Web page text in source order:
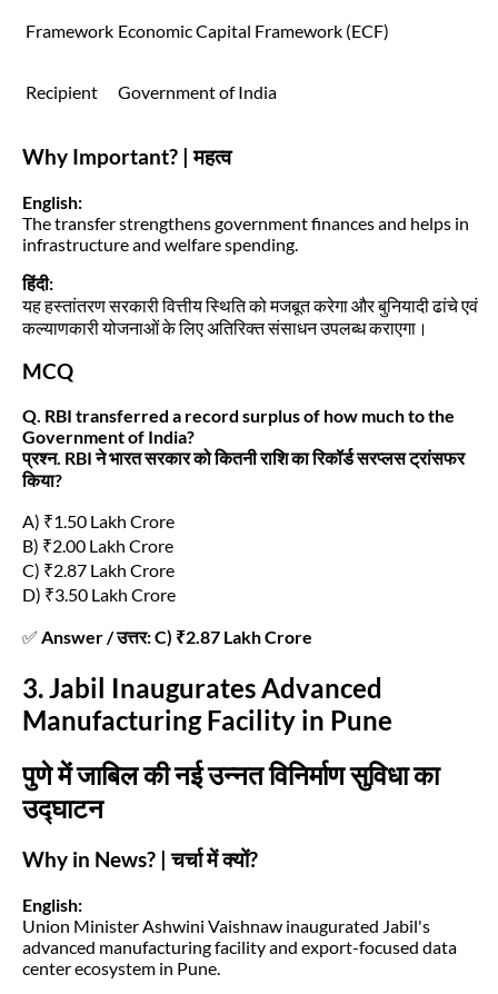
Framework Economic Capital Framework (ECF)
Recipient Government of India
Why Important? | महत्व
English:
The transfer strengthens government finances and helps in
infrastructure and welfare spending.
हिंदी:
यह हस्तांतरण सरकारी वित्तीय स्थिति को मजबूत करेगा और बुनियादी ढांचे एवं
कल्याणकारी योजनाओं के लिए अतिरिक्त संसाधन उपलब्ध कराएगा।
MCQ
Q. RBI transferred a record surplus of how much to the
Government of India?
प्रश्न. RBI ने भारत सरकार को कितनी राशि का रिकॉर्ड सरप्लस ट्रांसफर
किया?
A) ₹1.50 Lakh Crore
B) ₹2.00 Lakh Crore
C) ₹2.87 Lakh Crore
D) ₹3.50 Lakh Crore
✅ Answer / उत्तर: C) ₹2.87 Lakh Crore
3. Jabil Inaugurates Advanced
Manufacturing Facility in Pune
पुणे में जाबिल की नई उन्नत विनिर्माण सुविधा का
उद्घाटन
Why in News? | चर्चा में क्यों?
English:
Union Minister Ashwini Vaishnaw inaugurated Jabil's
advanced manufacturing facility and export-focused data
center ecosystem in Pune.